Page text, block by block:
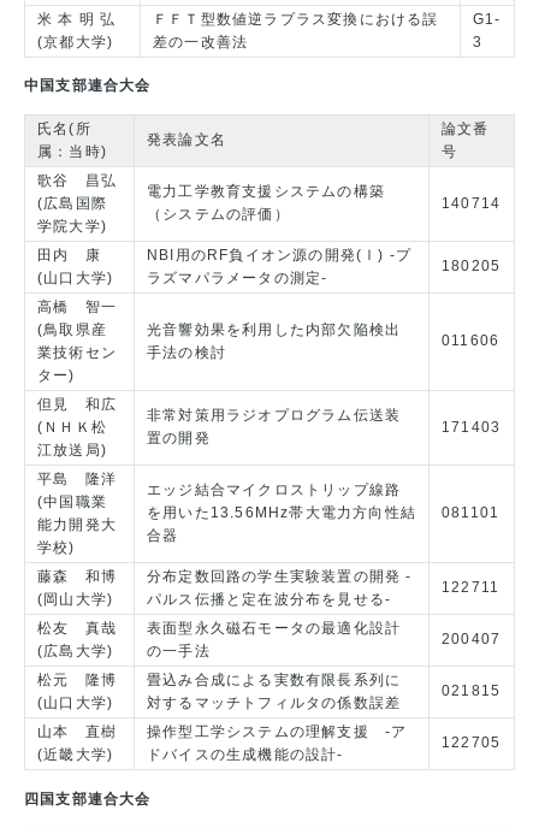
米 本 明 弘
(京都大学)
ＦＦＴ型数値逆ラプラス変換における誤
差の一改善法
G1-
3
中国支部連合大会
氏名(所
属：当時)
発表論文名
論文番
号
歌谷 昌弘
(広島国際
学院大学)
電力工学教育支援システムの構築
（システムの評価）
140714
田内 康
(山口大学)
NBI用のRF負イオン源の開発(Ⅰ) -プ
ラズマパラメータの測定-
180205
高橋 智一
(鳥取県産
業技術セン
ター)
光音響効果を利用した内部欠陥検出
手法の検討
011606
但見 和広
(ＮＨＫ松
江放送局)
非常対策用ラジオプログラム伝送装
置の開発
171403
平島 隆洋
(中国職業
能力開発大
学校)
エッジ結合マイクロストリップ線路
を用いた13.56MHz帯大電力方向性結
合器
081101
藤森 和博
(岡山大学)
分布定数回路の学生実験装置の開発 -
パルス伝播と定在波分布を見せる-
122711
松友 真哉
(広島大学)
表面型永久磁石モータの最適化設計
の一手法
200407
松元 隆博
(山口大学)
畳込み合成による実数有限長系列に
対するマッチトフィルタの係数誤差
021815
山本 直樹
(近畿大学)
操作型工学システムの理解支援 -ア
ドバイスの生成機能の設計-
122705
四国支部連合大会